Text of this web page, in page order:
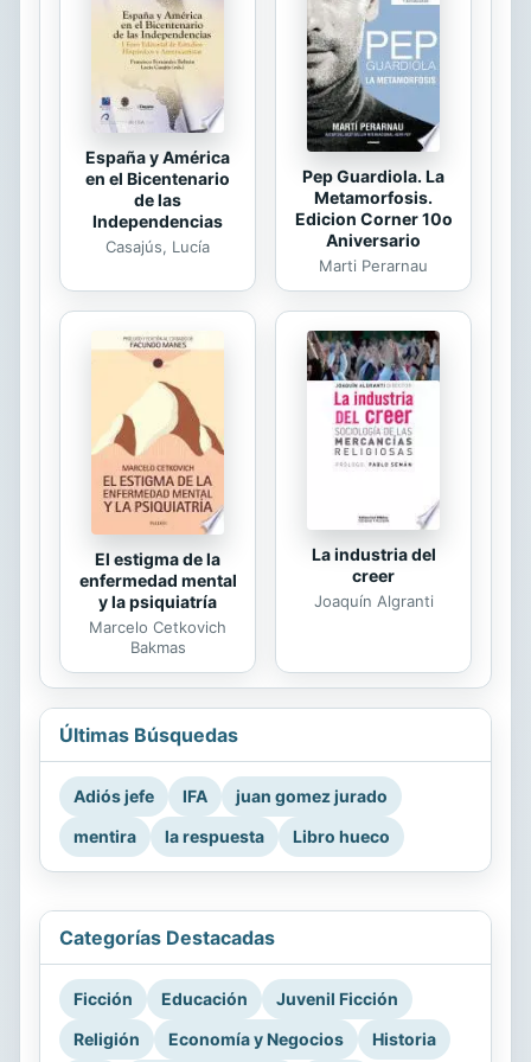
empresas crecen a través de la
disrupción y las grandes sólo crecen
comprando más empresas por el
mundo. - Comprenderás el rol que...
España y América
en el Bicentenario
de las
Independencias
Casajús, Lucía
Pep Guardiola. La
Metamorfosis.
Edicion Corner 10o
Aniversario
Marti Perarnau
El estigma de la
enfermedad mental
y la psiquiatría
Marcelo Cetkovich
Bakmas
La industria del
creer
Joaquín Algranti
Últimas Búsquedas
Adiós jefe IFA
juan gomez jurado
mentira
la respuesta Libro hueco
Categorías Destacadas
Ficción Educación
Juvenil Ficción
Religión
Economía y Negocios Historia